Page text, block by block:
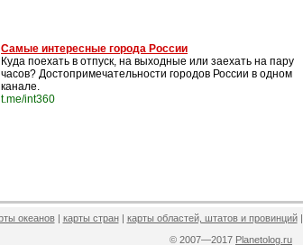
Самые интересные города России
Куда поехать в отпуск, на выходные или заехать на пару
часов? Достопримечательности городов России в одном
канале.
t.me/int360
океанов| карты стран| карты областей, штатов и провинций|
© 2007—2017 Planetolog.ru